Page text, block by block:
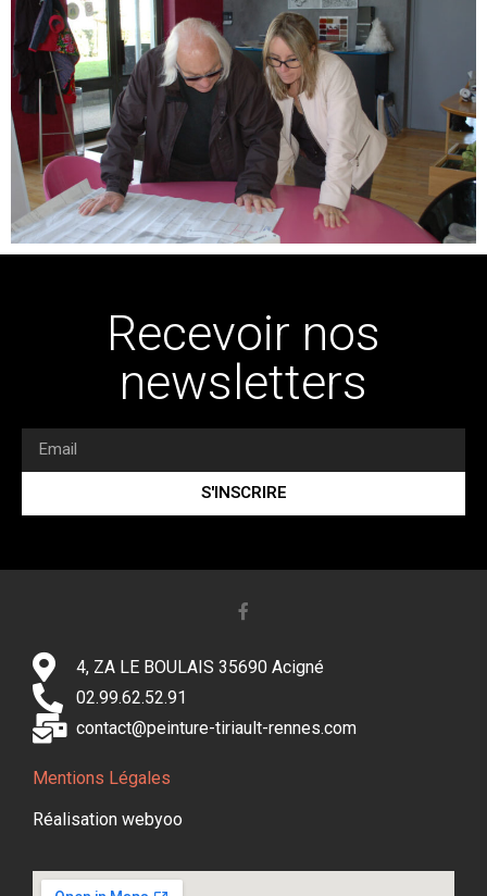
Recevoir nos
newsletters
S'INSCRIRE
4, ZA LE BOULAIS 35690 Acigné
02.99.62.52.91
contact@peinture-tiriault-rennes.com
Mentions Légales
Réalisation webyoo